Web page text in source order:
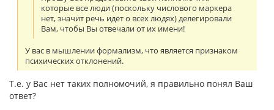
которые все люди (поскольку числового маркера
нет, значит речь идёт о всех людях) делегировали
Вам, чтобы Вы отвечали от их имени!
У вас в мышлении формализм, что является признаком
психических отклонений.
Т.е. у Вас нет таких полномочий, я правильно понял Ваш
ответ?